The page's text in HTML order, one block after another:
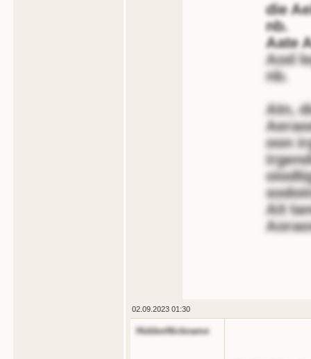
die
nb.
Aate
Aod
nb.
Atn,
oon
Ait
02.09.2023 01:30
HiddenNickname